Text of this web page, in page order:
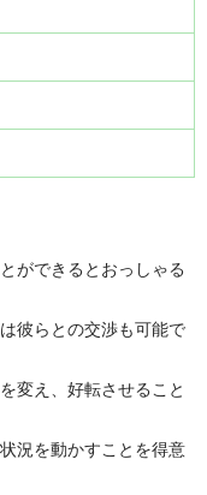
ができるとおっしゃる
彼らとの交渉も可能で
変え、好転させること
況を動かすことを得意